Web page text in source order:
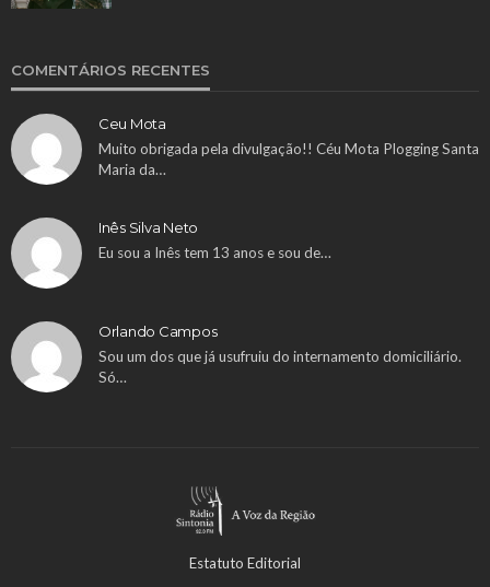
COMENTÁRIOS RECENTES
Ceu Mota
Muito obrigada pela divulgação!! Céu Mota Plogging Santa
Maria da…
Inês Silva Neto
Eu sou a Inês tem 13 anos e sou de…
Orlando Campos
Sou um dos que já usufruiu do internamento domiciliário.
Só…
Estatuto Editorial